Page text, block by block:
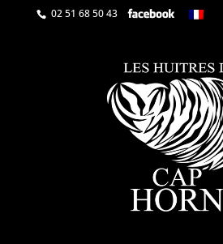
02 51 68 50 43